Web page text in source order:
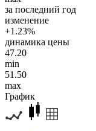
за последний год
изменение
+1.23%
динамика цены
47.20
min
51.50
max
График